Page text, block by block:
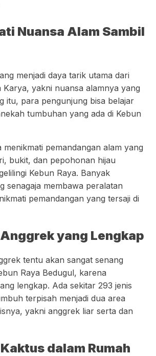
Nuansa Alam Sambil
menjadi daya tarik utama dari
Karya, yakni nuansa alamnya yang
itu, para pengunjung bisa belajar
tumbuhan yang ada di Kebun
menikmati pemandangan alam yang
bukit, dan pepohonan hijau
Kebun Raya. Banyak
senagaja membawa peralatan
pemandangan yang tersaji di
yang Lengkap
tentu akan sangat senang
Raya Bedugul, karena
lengkap. Ada sekitar 293 jenis
terpisah menjadi dua area
yakni anggrek liar serta dan
dalam Rumah